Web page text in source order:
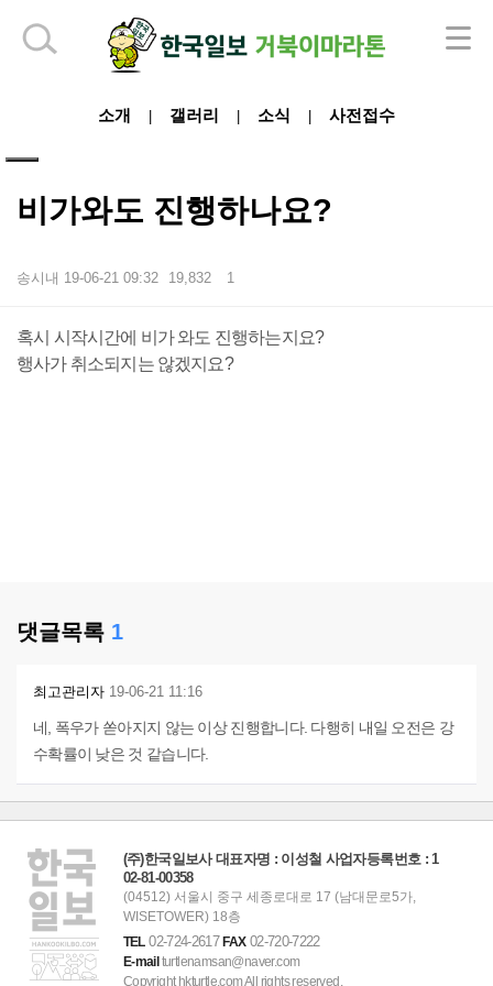
소개 갤러리 소식 사전접수
비가와도 진행하나요?
송시내 19-06-21 09:32 19,832 1
본문
혹시 시작시간에 비가 와도 진행하는지요?
행사가 취소되지는 않겠지요?
댓글목록 1
최고관리자 19-06-21 11:16
네, 폭우가 쏟아지지 않는 이상 진행합니다. 다행히 내일 오전은 강
수확률이 낮은 것 같습니다.
하단 영역
(주)한국일보사 대표자명 : 이성철 사업자등록번호 : 1
02-81-00358
(04512) 서울시 중구 세종로대로 17 (남대문로5가,
WISETOWER) 18층
TEL02-724-2617FAX02-720-7222
E-mailturtlenamsan@naver.com
Copyright hkturtle.com All rights reserved.